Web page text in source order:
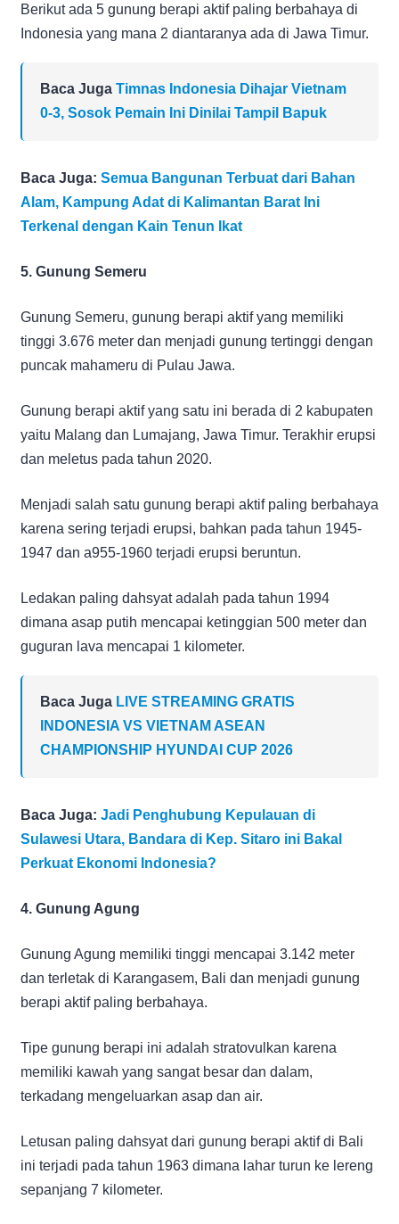
Berikut ada 5 gunung berapi aktif paling berbahaya di
Indonesia yang mana 2 diantaranya ada di Jawa Timur.
Baca Juga Timnas Indonesia Dihajar Vietnam
0-3, Sosok Pemain Ini Dinilai Tampil Bapuk
Baca Juga: Semua Bangunan Terbuat dari Bahan
Alam, Kampung Adat di Kalimantan Barat Ini
Terkenal dengan Kain Tenun Ikat
5. Gunung Semeru
Gunung Semeru, gunung berapi aktif yang memiliki
tinggi 3.676 meter dan menjadi gunung tertinggi dengan
puncak mahameru di Pulau Jawa.
Gunung berapi aktif yang satu ini berada di 2 kabupaten
yaitu Malang dan Lumajang, Jawa Timur. Terakhir erupsi
dan meletus pada tahun 2020.
Menjadi salah satu gunung berapi aktif paling berbahaya
karena sering terjadi erupsi, bahkan pada tahun 1945-
1947 dan a955-1960 terjadi erupsi beruntun.
Ledakan paling dahsyat adalah pada tahun 1994
dimana asap putih mencapai ketinggian 500 meter dan
guguran lava mencapai 1 kilometer.
Baca Juga LIVE STREAMING GRATIS
INDONESIA VS VIETNAM ASEAN
CHAMPIONSHIP HYUNDAI CUP 2026
Baca Juga: Jadi Penghubung Kepulauan di
Sulawesi Utara, Bandara di Kep. Sitaro ini Bakal
Perkuat Ekonomi Indonesia?
4. Gunung Agung
Gunung Agung memiliki tinggi mencapai 3.142 meter
dan terletak di Karangasem, Bali dan menjadi gunung
berapi aktif paling berbahaya.
Tipe gunung berapi ini adalah stratovulkan karena
memiliki kawah yang sangat besar dan dalam,
terkadang mengeluarkan asap dan air.
Letusan paling dahsyat dari gunung berapi aktif di Bali
ini terjadi pada tahun 1963 dimana lahar turun ke lereng
sepanjang 7 kilometer.